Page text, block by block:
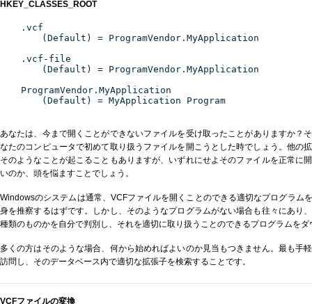
HKEY_CLASSES_ROOT
.vcf
(Default) = ProgramVendor.MyApplication
.vcf-file
(Default) = ProgramVendor.MyApplication
ProgramVendor.MyApplication
(Default) = MyApplication Program
あなたは、今まで開くことができないファイルを受け取ったことがありますか？
なたのコンピュータで初めて取り扱うファイルを開こうとした時でしょう。他の
そのようなことが起こることもありますが、いずれにせよそのファイルを正常に
いのか、頭を悩ますことでしょう。
Windowsのシステムは通常、VCFファイルを開くことのできる適切なプログラム
身を推察するはずです。しかし、そのようなプログラムがない場合も往々にあり
種類のものかを自分で判別し、それを適切に取り扱うことのできるプログラムを
多くの方はそのような場合、何から始めればよいのか見当もつきません。最も手
訪問し、そのデータベース内で適切な拡張子を検索することです。
VCFファイルの変換